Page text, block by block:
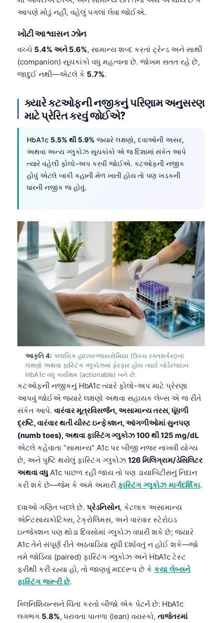
આપણે મોડું નહીં, વહેલું પગલાં લેવા જોઈએ.
ખોટી આશ્વાસન ઝોન
વચ્ચે 5.4% અને 5.6%, સામાન્ય શબ્દ કરતાં ટ્રેન્ડ અને સાથી
(companion) સૂચકાંકો વધુ મહત્વના છે. જોખમ સતત રહે છે,
જાદુઈ નથી—એટલે કે 5.7%.
ક્યારે કટઓફની નજીકનું પરિણામ અનુસરણ
માટે પ્રેરિત કરવું જોઈએ?
HbA1c 5.5% થી 5.9% જ્યારે લક્ષણો, દવાઓની અસર,
અથવા અન્ય ગ્લુકોઝ સૂચકાંકો એ જ દિશામાં સંકેત આપે
ત્યારે વહેલી ફોલો-અપ કરવી જોઈએ. કટઓફની નજીક
હોવું એટલે બાકી કહાની મેળ ખાતી હોય તો પણ ખડકની
ધારની નજીક જ હોવું.
આકૃતિ 4: ક્લાસિક હાઇપરગ્લાયસેમિયા (ઉચ્ચ રક્તશર્કરા)ના
લક્ષણો અથવા ફાસ્ટિંગ ગ્લુકોઝમાં ફેરફાર હોય ત્યારે બોર્ડરલાઇન
HbA1c વધુ કાર્યક્ષમ (actionable) બને છે.
કટઓફની નજીકનું HbA1c ત્યારે ફોલો-અપ માટે પ્રેરણા
આપવું જોઈએ જ્યારે લક્ષણો અથવા સહાયક લેબ્સ એ જ રીતે
સંકેત આપે. વારંવાર મૂત્રવિસર્જન, અસામાન્ય તરસ, ધૂંધળી
દ્રષ્ટિ, વારંવાર થતી યીસ્ટ ઇન્ફેક્શન, આંગળીઓમાં સુનપણ
(numb toes), અથવા ફાસ્ટિંગ ગ્લુકોઝ 100 થી 125 mg/dL
એટલે કહેવાતા “સામાન્ય” A1c પર બીજી નજર નાખવી યોગ્ય
છે, અને પુષ્ટિ થયેલું ફાસ્ટિંગ ગ્લુકોઝ 126 મિલિગ્રામ/ડેસિલિટર
અથવા વધુ A1c પાછળ રહી જાય તો પણ ડાયાબિટીસનું નિદાન
કરી શકે છે—જેમ કે અમે અમારી ફાસ્ટિંગ ગ્લુકોઝ માર્ગદર્શિકા.
દવાઓ ગણિત બદલે છે. પ્રેડનિસોન, કેટલાક અસામાન્ય
એન્ટિસાયકોટિક્સ, ટેક્રોલિમસ, અને વારંવાર સ્ટેરોઇડ
ઇન્જેક્શન પણ થોડા દિવસોમાં ગ્લુકોઝ વધારી શકે છે; જ્યારે
A1c તેને સંપૂર્ણ રીતે અઠવાડિયા સુધી દર્શાવતું ન હોઈ શકે—જો
તમે જોડિયા (paired) ફાસ્ટિંગ ગ્લુકોઝ અને HbA1c ટેસ્ટ
ફરીથી કરી રહ્યા હો, તો જાણવું મદદરૂપ છે કે કયા લેબ્સને
ફાસ્ટિંગ જરૂરી છે.
ક્લિનિશિયન્સને ચિંતા કરતો બીજો એક પેટર્ન છે: HbA1c
લગભગ 5.8%, ધરાવતા પાતળા (lean) વયસ્કો, તાજેતરમાં